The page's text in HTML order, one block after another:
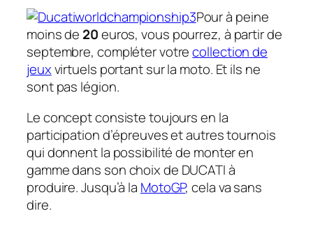
Pour à peine
moins de 20euros, vous pourrez, à partir de
septembre, compléter votrecollection de
jeuxvirtuels portant sur la moto. Et ils ne
sont pas légion.
Le concept consiste toujours en la
participation d’épreuves et autres tournois
qui donnent la possibilité de monter en
gamme dans son choix de DUCATI à
produire. Jusqu’à la MotoGP, cela va sans
dire.